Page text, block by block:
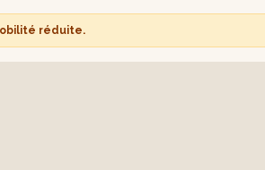
réduite.